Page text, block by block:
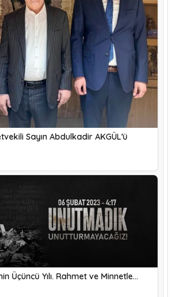
Sayın Abdulkadir AKGÜL’ü
Üçüncü Yılı. Rahmet ve Minnetle…